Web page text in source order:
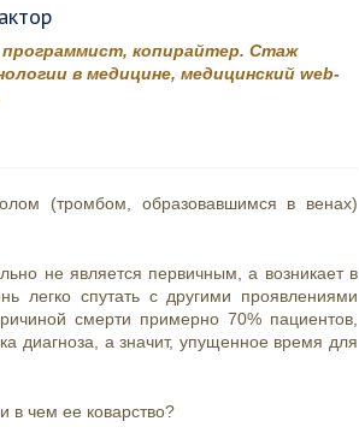
программист, копирайтер. Стаж
в медицине, медицинский web-
(тромбом, образовавшимся в венах)
не является первичным, а возникает в
легко спутать с другими проявлениями
смерти примерно 70% пациентов,
диагноза, а значит, упущенное время для
в чем ее коварство?